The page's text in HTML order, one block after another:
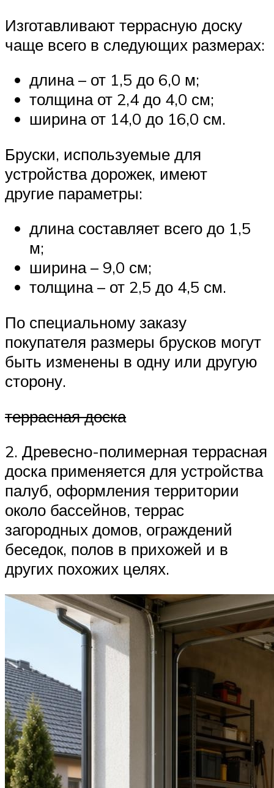
Изготавливают террасную доску
чаще всего в следующих размерах:
длина – от 1,5 до 6,0 м;
толщина от 2,4 до 4,0 см;
ширина от 14,0 до 16,0 см.
Бруски, используемые для
устройства дорожек, имеют
другие параметры:
длина составляет всего до 1,5
м;
ширина – 9,0 см;
толщина – от 2,5 до 4,5 см.
По специальному заказу
покупателя размеры брусков могут
быть изменены в одну или другую
сторону.
террасная доска
2. Древесно-полимерная террасная
доска применяется для устройства
палуб, оформления территории
около бассейнов, террас
загородных домов, ограждений
беседок, полов в прихожей и в
других похожих целях.